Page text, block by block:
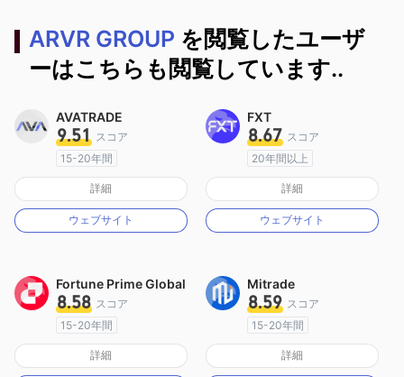
ARVR GROUP を閲覧したユーザ
ーはこちらも閲覧しています..
AVATRADE
9.51 スコア
15-20年間
オーストラリア規制
マーケットメイキングライセンス（MM）
MT4フルライセンス
詳細
ウェブサイト
FXT
8.67 スコア
20年間以上
オーストラリア規制
マーケットメイキングライセンス（MM）
MT4フルライセンス
詳細
ウェブサイト
Fortune Prime Global
8.58 スコア
15-20年間
オーストラリア規制
マーケットメイキングライセンス（MM）
詳細
Mitrade
8.59 スコア
15-20年間
オーストラリア規制
マーケットメイキングライセンス（MM）
詳細